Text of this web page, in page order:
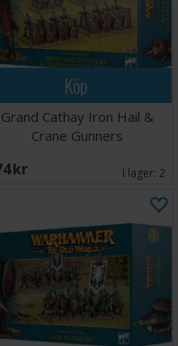
Köp
Grand Cathay Iron Hail &
Crane Gunners
SEK I lager: 2